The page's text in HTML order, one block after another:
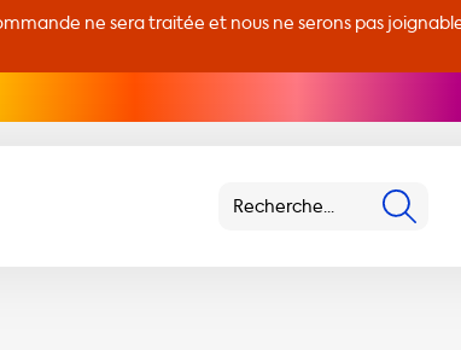
ne sera traitée et nous ne serons pas